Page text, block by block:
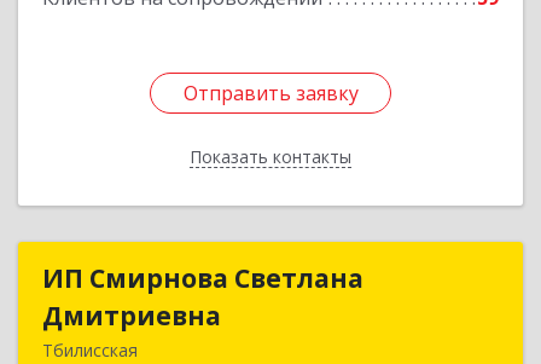
Отправить заявку
Показать контакты
Отправить заявку
Назад
ИП Смирнова Светлана
Дмитриевна
Тбилисская
ИП Смирнова Светлана